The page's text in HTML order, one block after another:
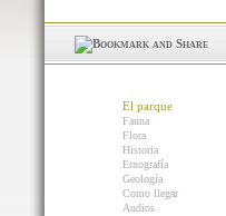
El parque
Fauna
Flora
Historia
Etnografía
Geología
Como llegar
Audios